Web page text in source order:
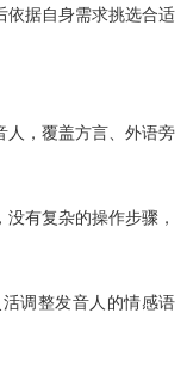
依据自身需求挑选合适
人，覆盖方言、外语旁
有复杂的操作步骤，
调整发音人的情感语